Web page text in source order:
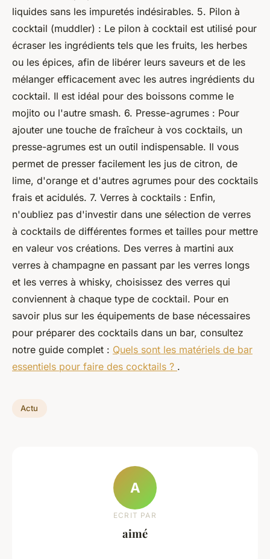
liquides sans les impuretés indésirables. 5. Pilon à
cocktail (muddler) : Le pilon à cocktail est utilisé pour
écraser les ingrédients tels que les fruits, les herbes
ou les épices, afin de libérer leurs saveurs et de les
mélanger efficacement avec les autres ingrédients du
cocktail. Il est idéal pour des boissons comme le
mojito ou l'autre smash. 6. Presse-agrumes : Pour
ajouter une touche de fraîcheur à vos cocktails, un
presse-agrumes est un outil indispensable. Il vous
permet de presser facilement les jus de citron, de
lime, d'orange et d'autres agrumes pour des cocktails
frais et acidulés. 7. Verres à cocktails : Enfin,
n'oubliez pas d'investir dans une sélection de verres
à cocktails de différentes formes et tailles pour mettre
en valeur vos créations. Des verres à martini aux
verres à champagne en passant par les verres longs
et les verres à whisky, choisissez des verres qui
conviennent à chaque type de cocktail. Pour en
savoir plus sur les équipements de base nécessaires
pour préparer des cocktails dans un bar, consultez
notre guide complet : Quels sont les matériels de bar
essentiels pour faire des cocktails ? .
Actu
A
ECRIT PAR
aimé